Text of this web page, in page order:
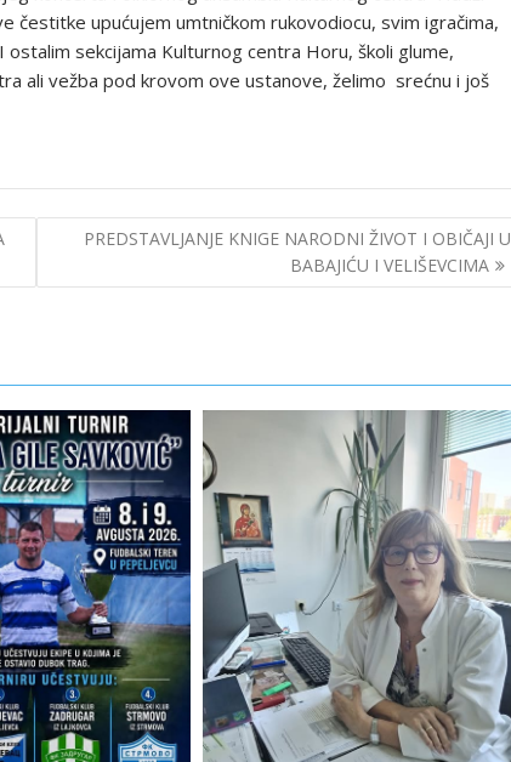
čestitke upućujem umtničkom rukovodiocu, svim igračima,
sekcijama Kulturnog centra Horu, školi glume,
ali vežba pod krovom ove ustanove, želimo srećnu i još
PREDSTAVLJANJE KNIGE NARODNI ŽIVOT I OBIČAJI U
BABAJIĆU I VELIŠEVCIMA